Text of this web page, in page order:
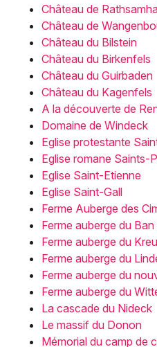
Château de
Château de
Château du Bilstein
Château du Birkenfels
Château du Guirbaden
Château du Kagenfels
A la découverte de
Domaine de Windeck
Eglise protestante
Eglise romane Saints-
Eglise Saint-Etienne
Eglise Saint-Gall
Ferme Auberge des
Ferme auberge du
Ferme auberge du
Ferme auberge du
Ferme auberge du
Ferme auberge du
La cascade du Nideck
Le massif du Donon
Mémorial du camp de